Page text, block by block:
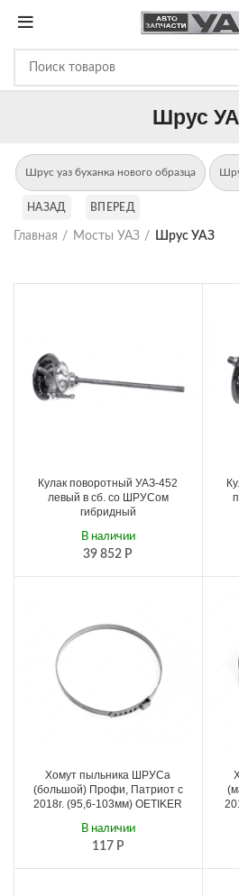
Шрус
Шрус уаз буханка нового образца
НАЗАД ВПЕРЕД
Главная Мосты УАЗ Шрус УАЗ
Кулак поворотный УАЗ-452
левый в сб. со ШРУСом
гибридный
39 852 Р
В наличии
Хомут пыльника ШРУСа
(большой) Профи, Патриот с
2018г. (95,6-103мм) OETIKER
117 Р
В наличии